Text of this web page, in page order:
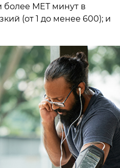
более МЕТ минут в
(от 1 до менее 600); и